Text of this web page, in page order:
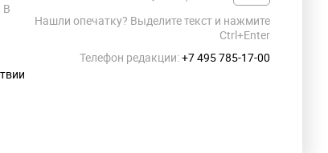
Нашли опечатку? Выделите текст и нажмите
Ctrl+Enter
Телефон редакции:+7 495 785-17-00
В